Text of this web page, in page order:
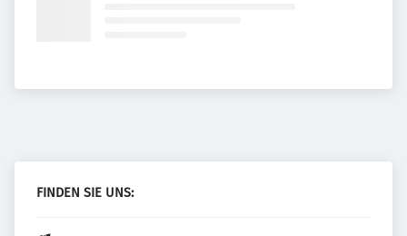
FINDEN SIE UNS: